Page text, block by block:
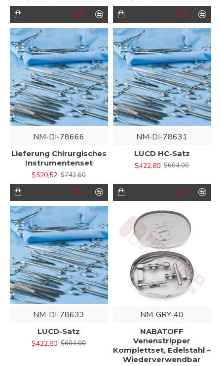
NM-DI-78666
Lieferung Chirurgisches
Instrumentenset
$520,52 $743,60
NM-DI-78631
LUCD HC-Satz
$422,80 $604,00
NM-DI-78633
LUCD-Satz
$422,80 $604,00
NM-GRY-40
NABATOFF
Venenstripper
Komplettset, Edelstahl –
Wiederverwendbar